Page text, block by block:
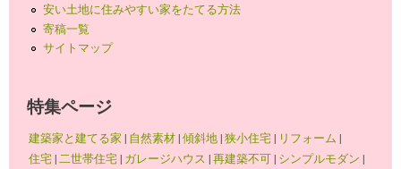
安い土地に住みやすい家をたてる方法
寄稿一覧
サイトマップ
特集ページ
建築家と建てる家 | 自然素材|傾斜地|狭小住宅| リフォーム |
住宅|二世帯住宅| ガレージハウス |再建築不可| シンプルモダン |